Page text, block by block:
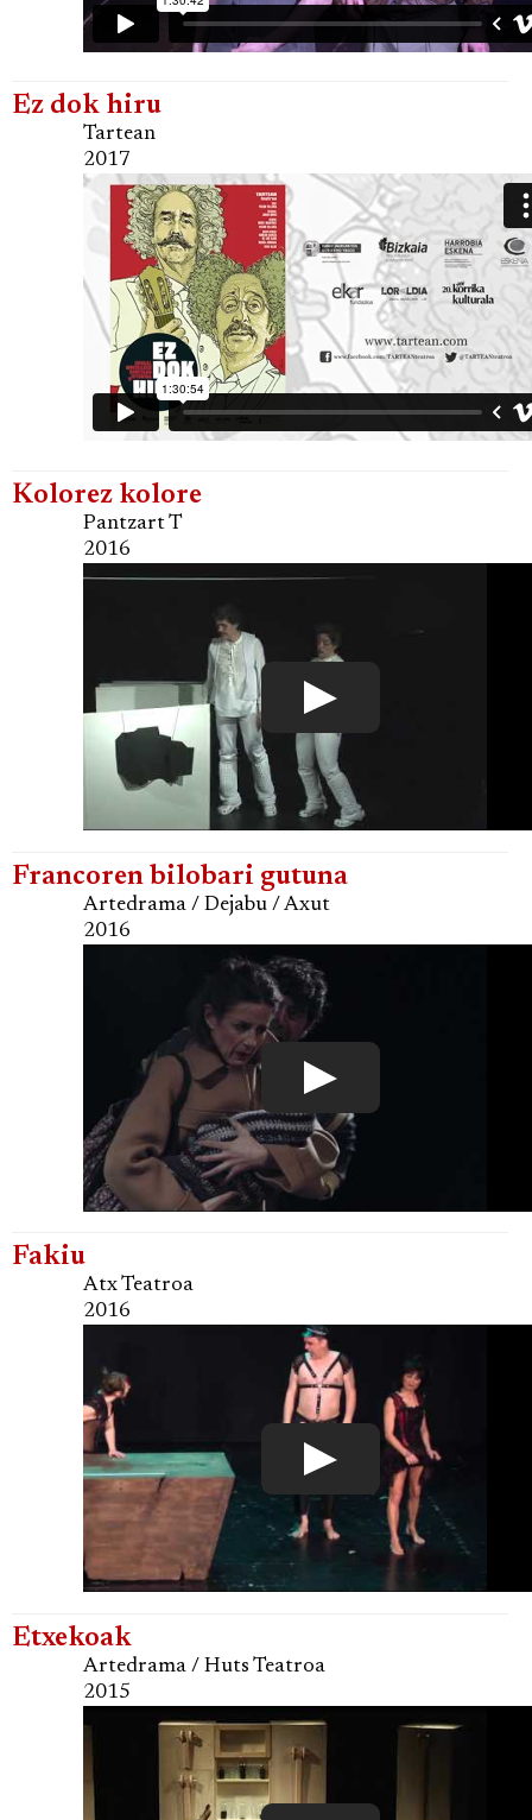
Ez dok hiru
Tartean
2017
Kolorez kolore
Pantzart T
2016
Francoren bilobari gutuna
Artedrama / Dejabu / Axut
2016
Fakiu
Atx Teatroa
2016
Etxekoak
Artedrama / Huts Teatroa
2015